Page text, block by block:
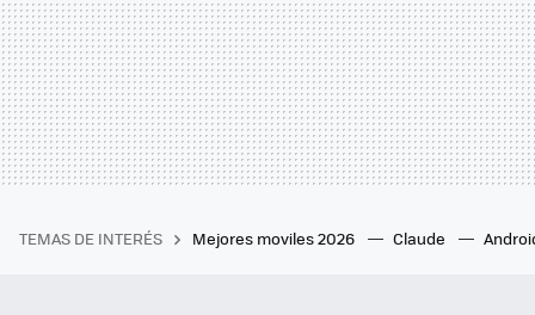
TEMAS DE INTERÉS Mejores moviles 2026 Claude